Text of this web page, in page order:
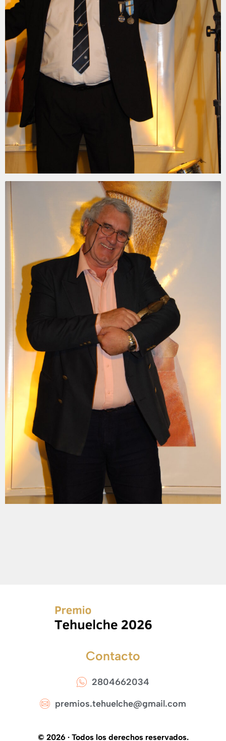
Contacto
2804662034
premios.tehuelche@gmail.com
© 2026 · Todos los derechos reservados.